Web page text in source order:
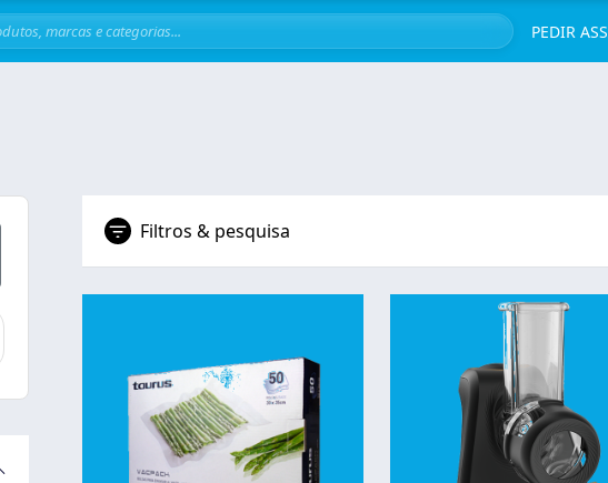
PEDIR
Filtros & pesquisa